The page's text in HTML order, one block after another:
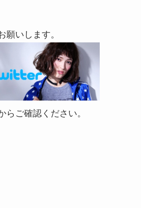
願いします。
らご確認ください。